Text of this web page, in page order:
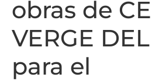
obras de
VERGE
para el